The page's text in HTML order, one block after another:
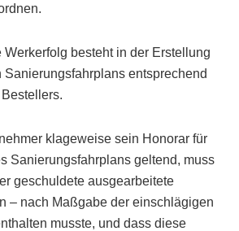
Werkerfolg besteht in der Erstellung
entsprechend
klageweise sein Honorar für
Sanierungsfahrplans geltend, muss
geschuldete ausgearbeitete
– nach Maßgabe der einschlägigen
musste, und dass diese